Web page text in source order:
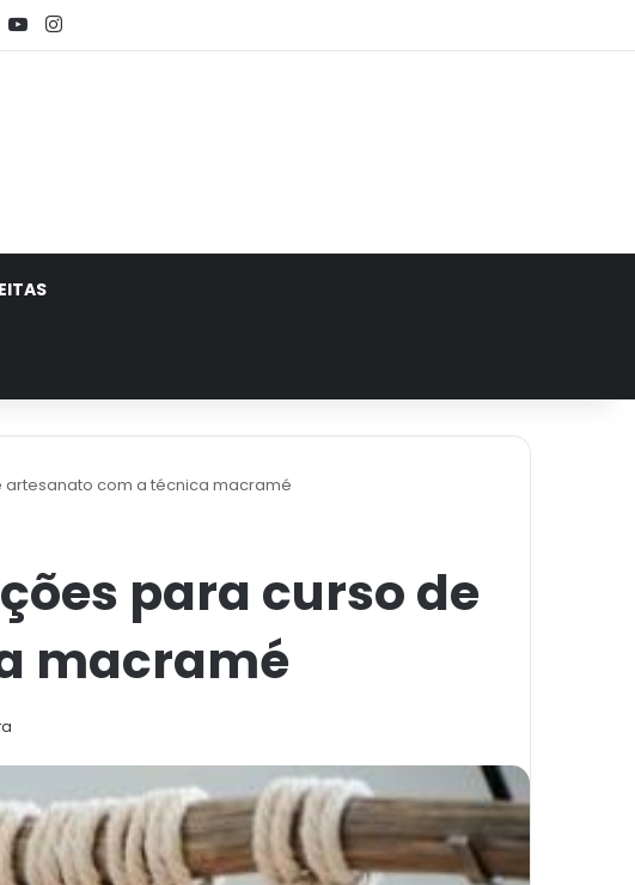
YouTubeInstagram
com a técnica macramé
para curso de
macramé